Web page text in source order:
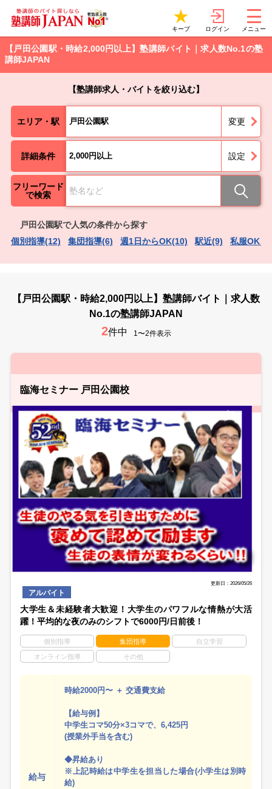
キープ ログイン メニュー
【戸田公園駅・時給2,000円以上】塾講師バイト｜求人数No.1の塾
講師JAPAN
【塾講師求人・バイトを絞り込む】
エリア・駅 戸田公園駅 変更
詳細条件 2,000円以上 設定
フリーワード
で検索
戸田公園駅で人気の条件から探す
個別指導(12)
集団指導(6) 週1日からOK(10) 駅近(9) 私服OK（
【戸田公園駅・時給2,000円以上】塾講師バイト｜求人数
No.1の塾講師JAPAN
2件中 1〜2件表示
臨海セミナー 戸田公園校
更新日：2026/05/26
アルバイト
大学生＆未経験者大歓迎！大学生のパワフルな情熱が大活
躍！平均的な夜のみのシフトで6000円/日前後！
個別指導 集団指導 自立学習
オンライン指導 その他
給与
時給2000円〜 ＋ 交通費支給
【給与例】
中学生コマ50分×3コマで、6,425円
(授業外手当を含む)
◆昇給あり
※上記時給は中学生を担当した場合(小学生は別時
給)